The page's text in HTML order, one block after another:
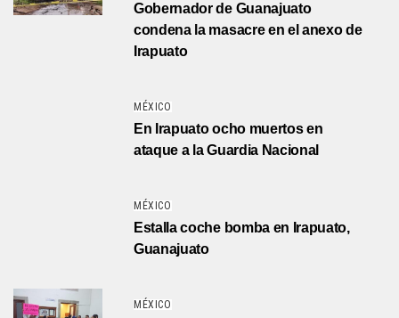
Gobernador de Guanajuato
condena la masacre en el anexo de
Irapuato
MÉXICO
En Irapuato ocho muertos en
ataque a la Guardia Nacional
MÉXICO
Estalla coche bomba en Irapuato,
Guanajuato
MÉXICO